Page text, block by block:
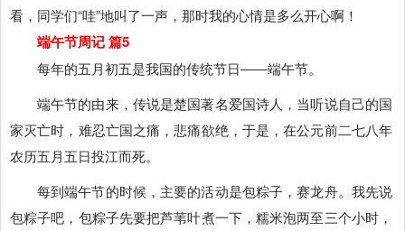
看，同学们“哇”地叫了一声，那时我的心情是多么开心啊！
端午节周记 篇5
每年的五月初五是我国的传统节日――端午节。
端午节的由来，传说是楚国著名爱国诗人，当听说自己的国
家灭亡时，难忍亡国之痛，悲痛欲绝，于是，在公元前二七八年
农历五月五日投江而死。
每到端午节的时候，主要的活动是包粽子，赛龙舟。我先说
包粽子吧，包粽子先要把芦苇叶煮一下，糯米泡两至三个小时，